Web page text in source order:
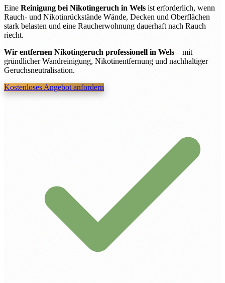
Eine Reinigung bei Nikotingeruch in Wels ist erforderlich, wenn
Rauch- und Nikotinrückstände Wände, Decken und Oberflächen
stark belasten und eine Raucherwohnung dauerhaft nach Rauch
riecht.
Wir entfernen Nikotingeruch professionell in Wels– mit
gründlicher Wandreinigung, Nikotinentfernung und nachhaltiger
Geruchsneutralisation.
Kostenloses Angebot anfordern